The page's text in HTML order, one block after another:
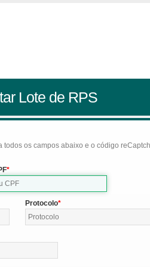
Lote de RPS
todos os campos abaixo e o código
Protocolo